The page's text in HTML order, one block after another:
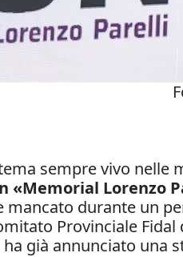
sempre vivo
«Memorial Lorenzo
durante un
Provinciale
ha già annunciato una